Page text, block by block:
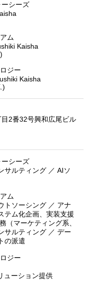
シーズ
ム
Kaisha
ジー
Kaisha
2番32号興和広尾ビル
シーズ
サルティング ／ AIソ
ム
トソーシング ／ アナ
テム化企画、実装支援
（マーケティング系、
サルティング ／ デー
の派遣
ジー
ューション提供